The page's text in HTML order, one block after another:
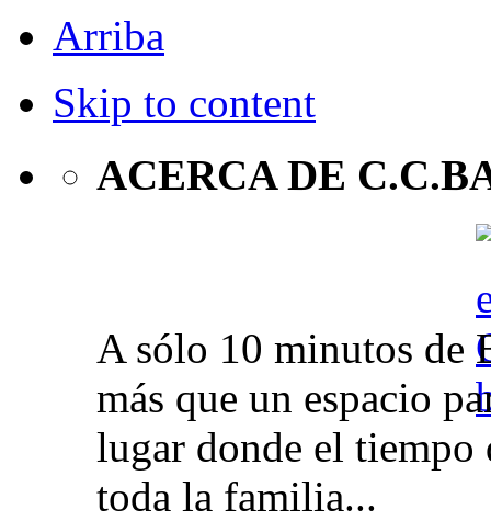
Arriba
Skip to content
ACERCA DE
A sólo 10 minutos de
más que un espacio
lugar donde el tiempo
toda la familia...